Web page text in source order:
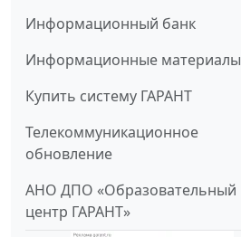
Информационный банк
Информационные материалы
Купить систему ГАРАНТ
Телекоммуникационное
обновление
АНО ДПО «Образовательный
центр ГАРАНТ»